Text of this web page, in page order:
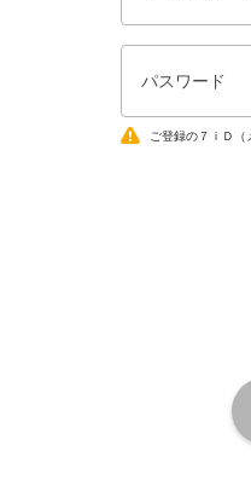
パスワード
ご登録の７ｉＤ（